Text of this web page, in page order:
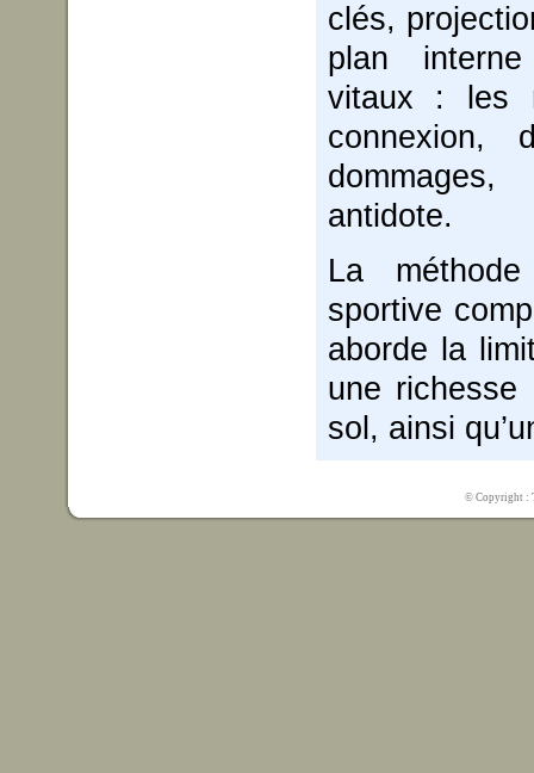
clés,
plan
vitaux : les
connexion,
antidote.
La
sportive
aborde la
une richesse
sol, ainsi
© Copyright :